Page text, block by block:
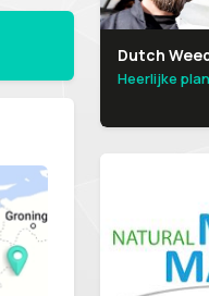
Dutch
Heerlijke